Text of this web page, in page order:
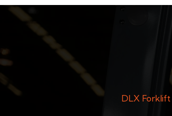
DLX Forklift